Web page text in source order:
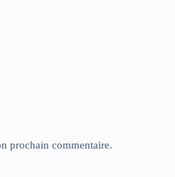
prochain commentaire.